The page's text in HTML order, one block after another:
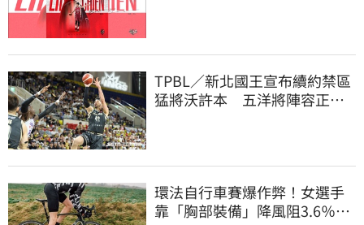
TPBL／新北國王宣布續約禁區
猛將沃許本 五洋將陣容正式
環法自行車賽爆作弊！女選手
靠「胸部裝備」降風阻3.6％